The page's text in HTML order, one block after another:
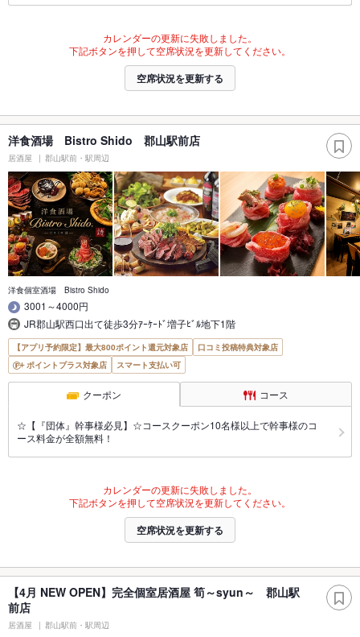
カレンダーの更新に失敗しました。
下記ボタンを押して空席状況を更新してください。
空席状況を更新する
洋食酒場 Bistro Shido 郡山駅前店
居酒屋 郡山駅前・駅周辺
洋食個室酒場 Bistro Shido
3001～4000円
JR郡山駅西口出て徒歩3分ｱｰｹｰﾄﾞ増子ﾋﾞﾙ地下1階
【アプリ予約限定】最大800ポイント還元対象店
口コミ投稿特典対象店
ポイントプラス対象店
スマート支払い可
クーポン コース
☆【『団体』幹事様必見】☆コースクーポン10名様以上で幹事様のコ
ース料金が全額無料！
カレンダーの更新に失敗しました。
下記ボタンを押して空席状況を更新してください。
空席状況を更新する
【4月 NEW OPEN】完全個室居酒屋 筍～syun～ 郡山駅
前店
居酒屋 郡山駅前・駅周辺